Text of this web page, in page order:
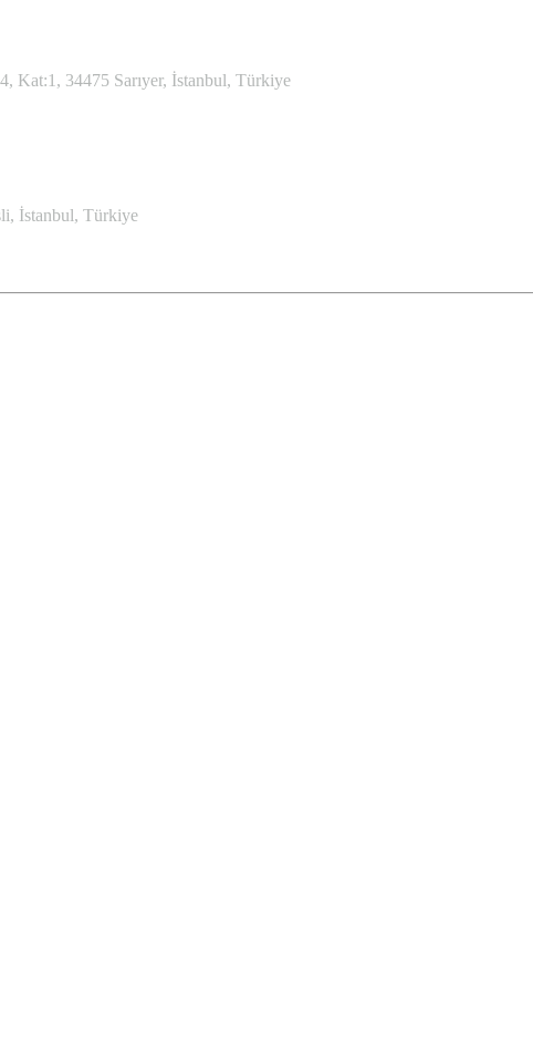
Kat:1, 34475 Sarıyer, İstanbul, Türkiye
İstanbul, Türkiye